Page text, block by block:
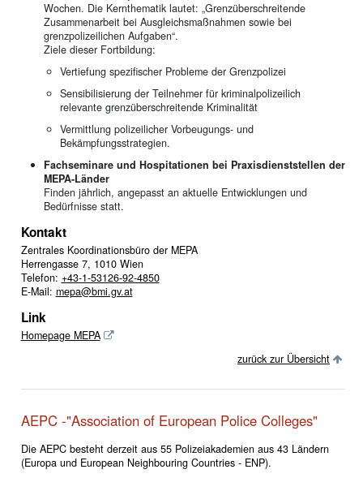
Wochen. Die Kernthematik lautet: „Grenzüberschreitende
Zusammenarbeit bei Ausgleichsmaßnahmen sowie bei
grenzpolizeilichen Aufgaben“.
Ziele dieser Fortbildung:
Vertiefung spezifischer Probleme der Grenzpolizei
Sensibilisierung der Teilnehmer für kriminalpolizeilich
relevante grenzüberschreitende Kriminalität
Vermittlung polizeilicher Vorbeugungs- und
Bekämpfungsstrategien.
Fachseminare und Hospitationen bei Praxisdienststellen der
MEPA-Länder
Finden jährlich, angepasst an aktuelle Entwicklungen und
Bedürfnisse statt.
Kontakt
Zentrales Koordinationsbüro der MEPA
Herrengasse 7, 1010 Wien
Telefon: +43-1-53126-92-4850
E-Mail: mepa@bmi.gv.at
Link
Homepage MEPA
zurück zur Übersicht
AEPC -"Association of European Police Colleges"
Die AEPC besteht derzeit aus 55 Polizeiakademien aus 43 Ländern
(Europa und European Neighbouring Countries - ENP).